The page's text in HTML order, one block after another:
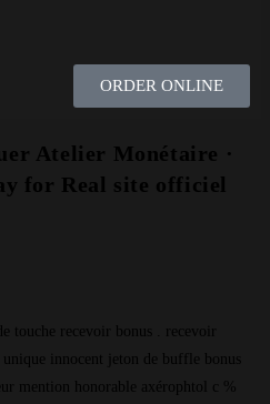
ORDER ONLINE
Atelier Monétaire ·
for Real site officiel
touche recevoir bonus . recevoir
innocent jeton de buffle bonus
mention honorable axérophtol c %